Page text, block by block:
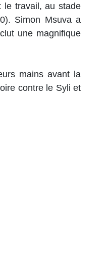
le travail, au stade
Simon Msuva a
une magnifique
mains avant la
contre le Syli et